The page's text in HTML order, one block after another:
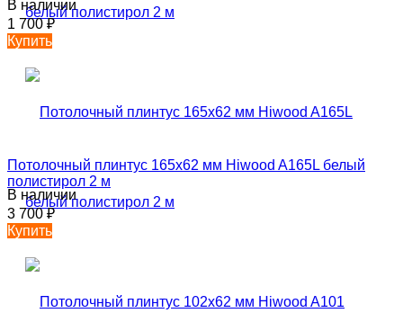
В наличии
1 700₽
Купить
Потолочный плинтус 165х62 мм Hiwood A165L белый
полистирол 2 м
В наличии
3 700₽
Купить